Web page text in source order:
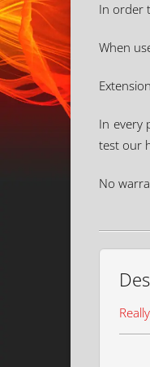
In order
When
In every
test our
No